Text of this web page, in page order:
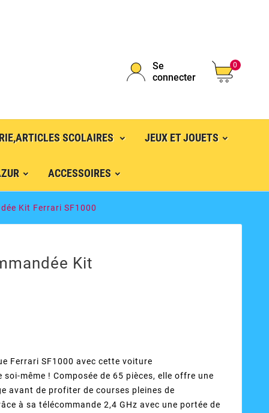
Se
connecter
0
SCOLAIRES JEUX ET JOUETS
ACCESSOIRES
Kit Ferrari SF1000
Kit
Ferrari SF1000 avec cette voiture
même ! Composée de 65 pièces, elle offre une
avant de profiter de courses pleines de
à sa télécommande 2,4 GHz avec une portée de